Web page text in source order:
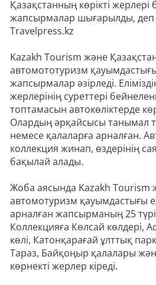
Қазақстанның көрікті жерлері
жапсырмалар шығарылды, деп
Travelpress.kz
Kazakh Tourism және
автомототуризм
жапсырмалар әзірледі.
жерлерінің суреттері
топтамасын автокөліктерде
Олардың әрқайсысы танымал
немесе қалаларға арналған.
коллекция жинап, өздерінің
бақылай алады.
Жоба аясында Kazakh Tourism
автомотуризм қауымдастығы
арналған жапсырманың 25
Коллекцияға Көлсай көлдері,
көлі, Катонқарағай ұлттық
Тараз, Байқоңыр қалалары
көрнекті жерлер кіреді.